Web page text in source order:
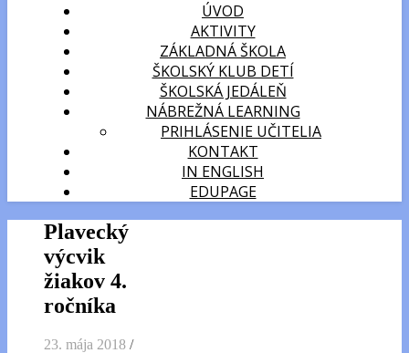
ÚVOD
AKTIVITY
ZÁKLADNÁ ŠKOLA
ŠKOLSKÝ KLUB DETÍ
ŠKOLSKÁ JEDÁLEŇ
NÁBREŽNÁ LEARNING
PRIHLÁSENIE UČITELIA
KONTAKT
IN ENGLISH
EDUPAGE
Plavecký
výcvik
žiakov 4.
ročníka
23. mája 2018 /